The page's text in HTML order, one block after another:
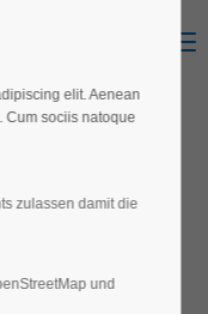
elit. Aenean
Cum sociis natoque
zulassen damit die
und